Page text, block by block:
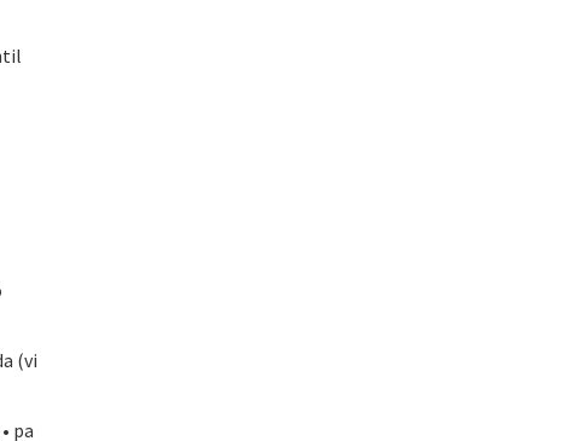
(vi
pa